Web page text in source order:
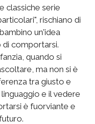
classiche serie
rischiano di
un'idea
di comportarsi.
quando si
ma non si è
tra giusto e
e il vedere
è fuorviante e